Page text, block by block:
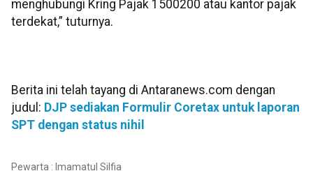
menghubungi Kring Pajak 1500200 atau kantor pajak
terdekat,” tuturnya.
Berita ini telah tayang di Antaranews.com dengan
judul: DJP sediakan Formulir Coretax untuk laporan
SPT dengan status nihil
Pewarta : Imamatul Silfia